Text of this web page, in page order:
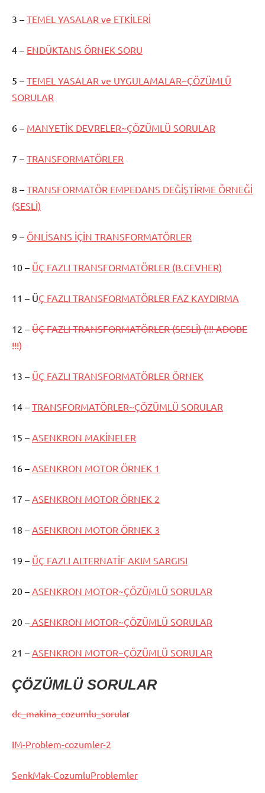
3 – TEMEL YASALAR ve ETKİLERİ
4 – ENDÜKTANS ÖRNEK SORU
5 – TEMEL YASALAR ve UYGULAMALAR~ÇÖZÜMLÜ
SORULAR
6 – MANYETİK DEVRELER~ÇÖZÜMLÜ SORULAR
7 – TRANSFORMATÖRLER
8 – TRANSFORMATÖR EMPEDANS DEĞİŞTİRME ÖRNEĞİ
(SESLİ)
9 – ÖNLİSANS İÇİN TRANSFORMATÖRLER
10 – ÜÇ FAZLI TRANSFORMATÖRLER (B.CEVHER)
11 – ÜÇ FAZLI TRANSFORMATÖRLER FAZ KAYDIRMA
12 – ÜÇ FAZLI TRANSFORMATÖRLER (SESLİ) (!!! ADOBE
!!!)
13 – ÜÇ FAZLI TRANSFORMATÖRLER ÖRNEK
14 – TRANSFORMATÖRLER~ÇÖZÜMLÜ SORULAR
15 – ASENKRON MAKİNELER
16 – ASENKRON MOTOR ÖRNEK 1
17 – ASENKRON MOTOR ÖRNEK 2
18 – ASENKRON MOTOR ÖRNEK 3
19 – ÜÇ FAZLI ALTERNATİF AKIM SARGISI
20 – ASENKRON MOTOR~ÇÖZÜMLÜ SORULAR
20 – ASENKRON MOTOR~ÇÖZÜMLÜ SORULAR
21 – ASENKRON MOTOR~ÇÖZÜMLÜ SORULAR
ÇÖZÜMLÜ SORULAR
dc_makina_cozumlu_sorular
IM-Problem-cozumler-2
SenkMak-CozumluProblemler